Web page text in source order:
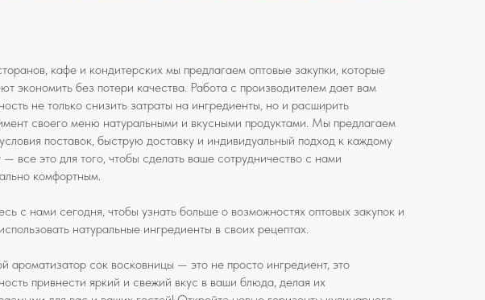
кафе и кондитерских мы предлагаем оптовые закупки, которые
экономить без потери качества. Работа с производителем дает вам
не только снизить затраты на ингредиенты, но и расширить
своего меню натуральными и вкусными продуктами. Мы предлагаем
поставок, быструю доставку и индивидуальный подход к каждому
— все это для того, чтобы сделать ваше сотрудничество с нами
комфортным.
с нами сегодня, чтобы узнать больше о возможностях оптовых закупок и
натуральные ингредиенты в своих рецептах.
ароматизатор сок восковницы — это не просто ингредиент, это
привнести яркий и свежий вкус в ваши блюда, делая их